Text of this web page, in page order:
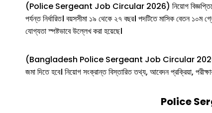
(Police Sergeant Job Circular 2026) নিয়োগ বিজ্ঞপ্তিতে ০১ টি
পর্যন্ত নির্ধারিত। বয়সসীমা ১৯ থেকে ২৭ বছর। পদটিতে মাসিক বেতন
যোগ্যতা স্পষ্টভাবে উল্লেখ করা হয়েছে।
(Bangladesh Police Sergeant Job Circular 2026) আবেদন
জমা দিতে হবে। নিয়োগ সংক্রান্ত বিস্তারিত তথ্য, আবেদন প্রক্রিয়া,
Police